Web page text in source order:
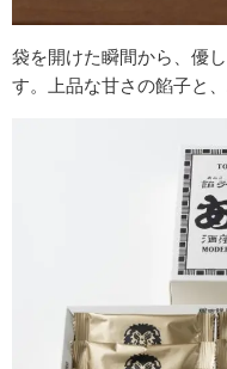
袋を開けた瞬間から、優
す。上品な甘さの餡子と